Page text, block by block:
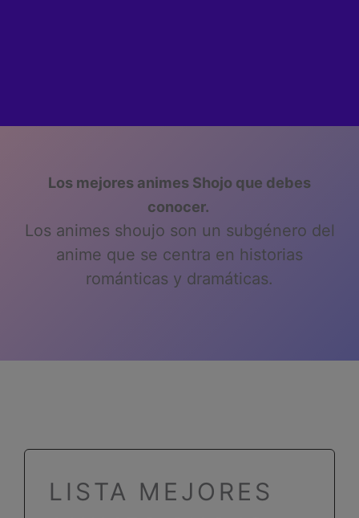
Los mejores animes Shojo que debes
conocer.
Los animes shoujo son un subgénero del
anime que se centra en historias
románticas y dramáticas.
LISTA MEJORES